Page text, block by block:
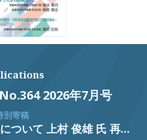
2026年7月号
別寄稿
再生医療等製品の現状について 上村 俊雄 氏 再生医療イノベーションフォーラム（FIRM）運営委員長